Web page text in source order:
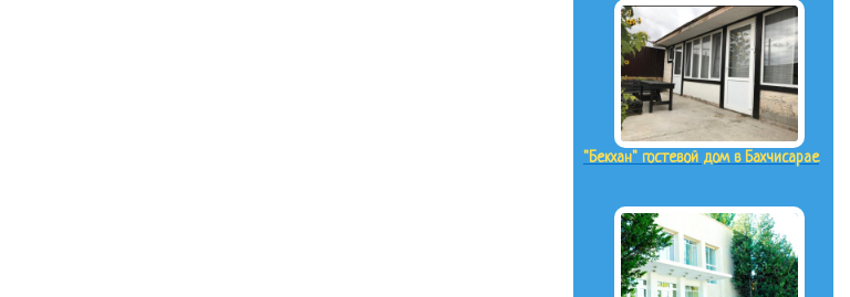
"Бекхан" гостевой дом в Бахчисарае